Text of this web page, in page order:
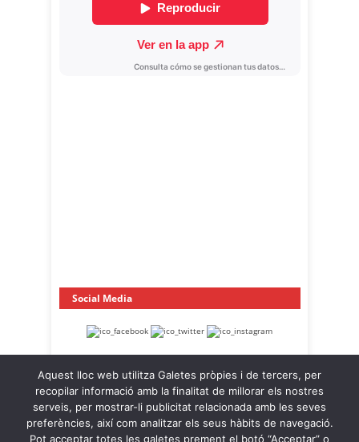
Social Media
Aquest lloc web utilitza Galetes pròpies i de tercers, per
recopilar informació amb la finalitat de millorar els nostres
serveis, per mostrar-li publicitat relacionada amb les seves
preferències, així com analitzar els seus hàbits de navegació.
Pot acceptar totes les galetes prement el botó “Acceptar” o